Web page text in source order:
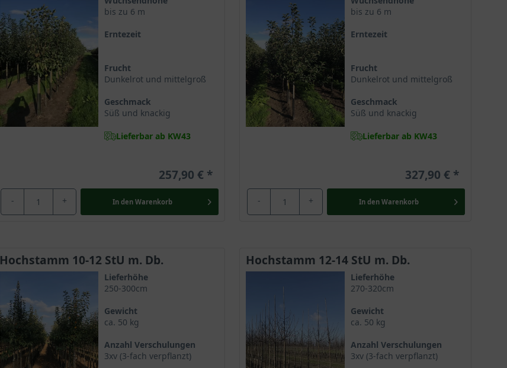
bis zu 6 m
Erntezeit
Frucht
Dunkelrot und mittelgroß
Geschmack
Süß und knackig
Lieferbar ab KW43
257,90 €
- + In den Warenkorb
bis zu 6 m
Erntezeit
Frucht
Dunkelrot und mittelgroß
Geschmack
Süß und knackig
Lieferbar ab KW43
327,90 €
- + In den Warenkorb
Hochstamm 10-12 StU m. Db.
Lieferhöhe
250-300cm
Gewicht
ca. 50 kg
Anzahl Verschulungen
3xv (3-fach verpflanzt)
Hochstamm 12-14 StU m. Db.
Lieferhöhe
270-320cm
Gewicht
ca. 50 kg
Anzahl Verschulungen
3xv (3-fach verpflanzt)